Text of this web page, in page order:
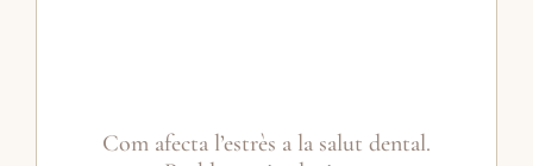
Com afecta l’estrès a la salut dental.